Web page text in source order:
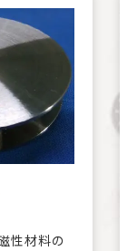
性材料の